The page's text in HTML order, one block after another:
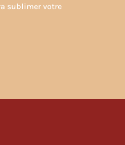
sublimer votre